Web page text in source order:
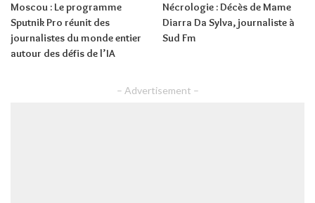
Moscou : Le programme
Sputnik Pro réunit des
journalistes du monde entier
autour des défis de l’IA
Nécrologie : Décès de Mame
Diarra Da Sylva, journaliste à
Sud Fm
– Advertisement –